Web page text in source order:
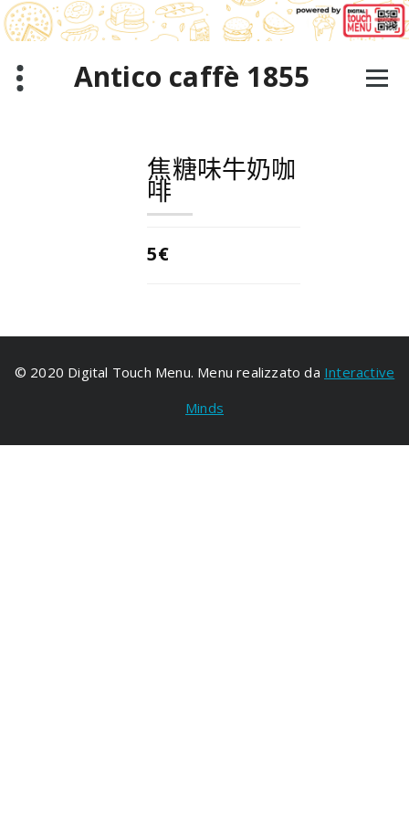
跳
至
正
Antico caffè 1855
焦糖味牛奶咖
啡
5€
© 2020 Digital Touch Menu. Menu realizzato da Interactive
Minds